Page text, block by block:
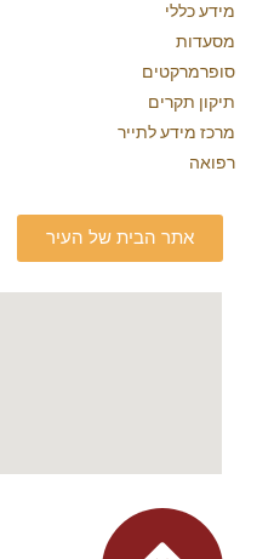
מידע כללי
מסעדות
סופרמרקטים
תיקון תקרים
מרכז מידע לתייר
רפואה
אתר הבית של העיר